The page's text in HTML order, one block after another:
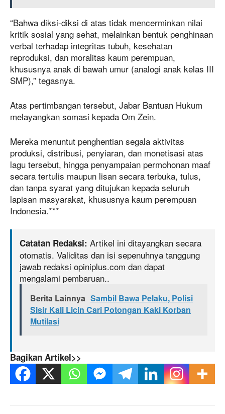
“Bahwa diksi-diksi di atas tidak mencerminkan nilai
kritik sosial yang sehat, melainkan bentuk penghinaan
verbal terhadap integritas tubuh, kesehatan
reproduksi, dan moralitas kaum perempuan,
khususnya anak di bawah umur (analogi anak kelas III
SMP),” tegasnya.
Atas pertimbangan tersebut, Jabar Bantuan Hukum
melayangkan somasi kepada Om Zein.
Mereka menuntut penghentian segala aktivitas
produksi, distribusi, penyiaran, dan monetisasi atas
lagu tersebut, hingga penyampaian permohonan maaf
secara tertulis maupun lisan secara terbuka, tulus,
dan tanpa syarat yang ditujukan kepada seluruh
lapisan masyarakat, khususnya kaum perempuan
Indonesia.***
Catatan Redaksi: Artikel ini ditayangkan secara
otomatis. Validitas dan isi sepenuhnya tanggung
jawab redaksi opiniplus.com dan dapat
mengalami pembaruan..
Berita Lainnya Sambil Bawa Pelaku, Polisi
Sisir Kali Licin Cari Potongan Kaki Korban
Mutilasi
Bagikan Artikel>>